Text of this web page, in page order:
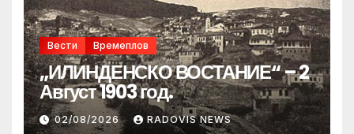
Вести Времеплов
„ИЛИНДЕНСКО ВОСТАНИЕ“ – 2
Август 1903 год.
02/08/2026 RADOVIS NEWS